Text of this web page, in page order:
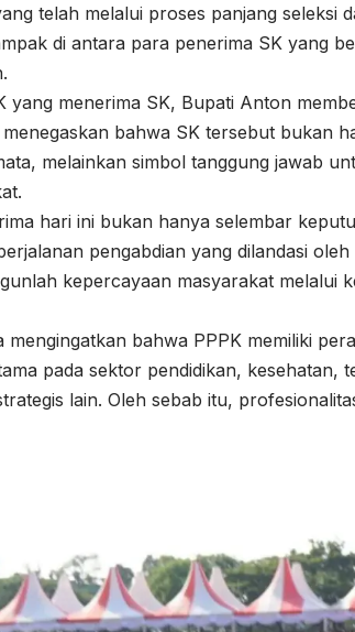
telah melalui proses panjang seleksi
di antara para penerima SK yang
yang menerima SK, Bupati Anton
bahwa SK tersebut bukan
melainkan simbol tanggung jawab
hari ini bukan hanya selembar
pengabdian yang dilandasi
kepercayaan masyarakat melalui
mengingatkan bahwa PPPK memiliki
pada sektor pendidikan, kesehatan,
lain. Oleh sebab itu,